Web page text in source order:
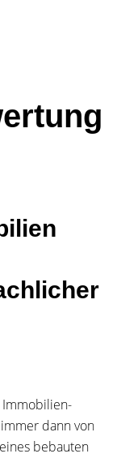
dann von
bebauten